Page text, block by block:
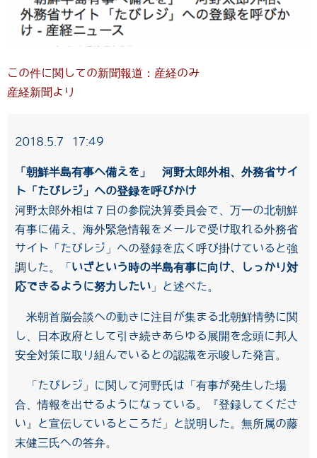
この件に関しての新聞報道：産経のみ
産経新聞より
2018.5.7 17:49
「朝鮮半島有事へ備えを」 河野太郎外相、外務省サイ
ト「たびレジ」への登録を呼びかけ
河野太郎外相は７日の参院決算委員会で、万一の北朝鮮
有事に備え、海外緊急情報をメールで受け取れる外務省
サイト「たびレジ」への登録を広く呼び掛けていると強
調した。「 いざという時の半島有事に向け、しっかり対
応できるように努力したい 」と述べた。
米朝首脳会談への動きに注目が集まる北朝鮮情勢に関
し、日本政府として引き続きあらゆる展開を念頭に邦人
安全対策に取り組んでいるとの認識を示唆した発言。
「たびレジ」に関して河野氏は「有事が発生した場
合、情報を出せるようになっている。『登録してくださ
い』と宣伝しているところだ」と説明した。無所属の藤
末健三氏への答弁。